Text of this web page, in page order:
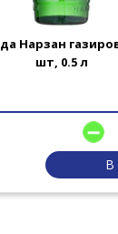
Нарзан
шт, 0.5 л
В